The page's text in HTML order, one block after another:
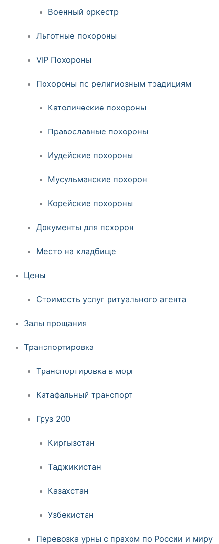
Военный оркестр
Льготные похороны
VIP Похороны
Похороны по религиозным традициям
Католические похороны
Православные похороны
Иудейские похороны
Мусульманские похорон
Корейские похороны
Документы для похорон
Место на кладбище
Цены
Стоимость услуг ритуального агента
Залы прощания
Транспортировка
Транспортировка в морг
Катафальный транспорт
Груз 200
Киргызстан
Таджикистан
Казахстан
Узбекистан
Перевозка урны с прахом по России и миру